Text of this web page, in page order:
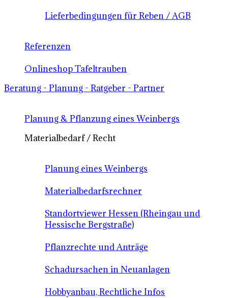
Lieferbedingungen für Reben / AGB
Referenzen
Onlineshop Tafeltrauben
Beratung - Planung - Ratgeber - Partner
Planung & Pflanzung eines Weinbergs
Materialbedarf / Recht
Planung eines Weinbergs
Materialbedarfsrechner
Standortviewer Hessen (Rheingau und
Hessische Bergstraße)
Pflanzrechte und Anträge
Schadursachen in Neuanlagen
Hobbyanbau, Rechtliche Infos